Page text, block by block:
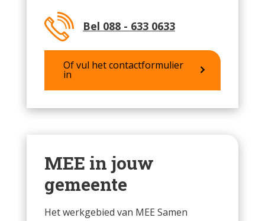
Bel 088 - 633 0633
Of vul het contactformulier
in
MEE in jouw
gemeente
Het werkgebied van MEE Samen